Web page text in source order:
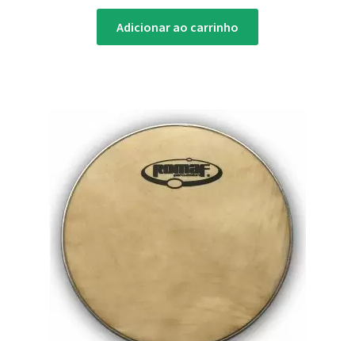
Adicionar ao carrinho